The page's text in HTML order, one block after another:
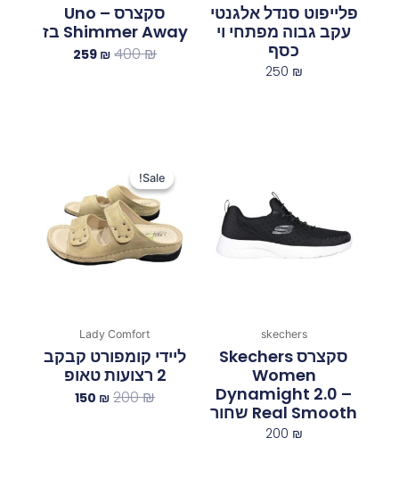
פלייפוט סנדל אלגנטי
עקב גבוה מפתחי וי
כסף
250 ₪
סקצרס Uno –
Shimmer Away בז
400₪
259 ₪
skechers
סקצרס Skechers
Women
Dynamight 2.0 –
Real Smooth שחור
200 ₪
Sale!
Sale!
Lady Comfort
ליידי קומפורט קבקב
2 רצועות טאופ
200₪
היה:
200 ₪.
150 ₪
150 ₪.